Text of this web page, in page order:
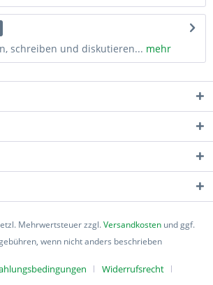
schreiben und diskutieren... mehr
Mehrwertsteuer zzgl.Versandkosten und ggf.
wenn nicht anders beschrieben
Widerrufsrecht